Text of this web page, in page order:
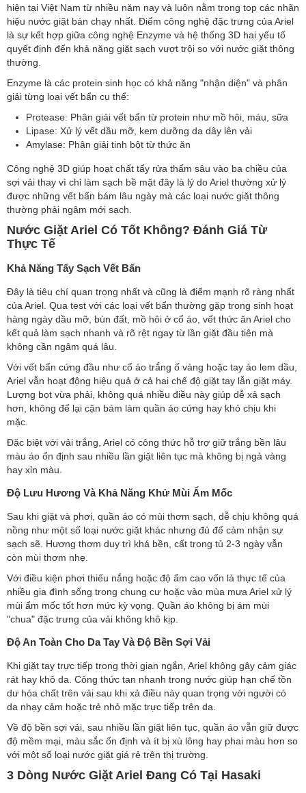
hiện tại Việt Nam từ nhiều năm nay và luôn nằm trong top các nhãn
hiệu nước giặt bán chạy nhất. Điểm công nghệ đặc trưng của Ariel
là sự kết hợp giữa công nghệ Enzyme và hệ thống 3D hai yếu tố
quyết định đến khả năng giặt sạch vượt trội so với nước giặt thông
thường.
Enzyme là các protein sinh học có khả năng "nhận diện" và phân
giải từng loại vết bẩn cụ thể:
Protease: Phân giải vết bẩn từ protein như mồ hôi, máu, sữa
Lipase: Xử lý vết dầu mỡ, kem dưỡng da dây lên vải
Amylase: Phân giải tinh bột từ thức ăn
Công nghệ 3D giúp hoạt chất tẩy rửa thấm sâu vào ba chiều của
sợi vải thay vì chỉ làm sạch bề mặt đây là lý do Ariel thường xử lý
được những vết bẩn bám lâu ngày mà các loại nước giặt thông
thường phải ngâm mới sạch.
Nước Giặt Ariel Có Tốt Không? Đánh Giá Từ
Thực Tế
Khả Năng Tẩy Sạch Vết Bẩn
Đây là tiêu chí quan trọng nhất và cũng là điểm mạnh rõ ràng nhất
của Ariel. Qua test với các loại vết bẩn thường gặp trong sinh hoạt
hàng ngày dầu mỡ, bùn đất, mồ hôi ở cổ áo, vết thức ăn Ariel cho
kết quả làm sạch nhanh và rõ rệt ngay từ lần giặt đầu tiên mà
không cần ngâm quá lâu.
Với vết bẩn cứng đầu như cổ áo trắng ố vàng hoặc tay áo lem dầu,
Ariel vẫn hoạt động hiệu quả ở cả hai chế độ giặt tay lẫn giặt máy.
Lượng bọt vừa phải, không quá nhiều điều này giúp dễ xả sạch
hơn, không để lại cặn bám làm quần áo cứng hay khó chịu khi
mặc.
Đặc biệt với vải trắng, Ariel có công thức hỗ trợ giữ trắng bền lâu
màu áo ổn định sau nhiều lần giặt liên tục mà không bị ngả vàng
hay xỉn màu.
Độ Lưu Hương Và Khả Năng Khử Mùi Ẩm Mốc
Sau khi giặt và phơi, quần áo có mùi thơm sạch, dễ chịu không quá
nồng như một số loại nước giặt khác nhưng đủ để cảm nhận sự
sạch sẽ. Hương thơm duy trì khá bền, cất trong tủ 2-3 ngày vẫn
còn mùi thơm nhẹ.
Với điều kiện phơi thiếu nắng hoặc độ ẩm cao vốn là thực tế của
nhiều gia đình sống trong chung cư hoặc vào mùa mưa Ariel xử lý
mùi ẩm mốc tốt hơn mức kỳ vọng. Quần áo không bị ám mùi
"chua" đặc trưng của vải không khô kịp.
Độ An Toàn Cho Da Tay Và Độ Bền Sợi Vải
Khi giặt tay trực tiếp trong thời gian ngắn, Ariel không gây cảm giác
rát hay khô da. Công thức tan nhanh trong nước giúp hạn chế tồn
dư hóa chất trên vải sau khi xả điều này quan trọng với người có
da nhạy cảm hoặc trẻ nhỏ mặc trực tiếp trên da.
Về độ bền sợi vải, sau nhiều lần giặt liên tục, quần áo vẫn giữ được
độ mềm mại, màu sắc ổn định và ít bị xù lông hay phai màu hơn so
với một số loại nước giặt giá rẻ trên thị trường.
3 Dòng Nước Giặt Ariel Đang Có Tại Hasaki